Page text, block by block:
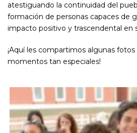
atestiguando la continuidad del
formación de personas capaces de
impacto positivo y trascendental en
¡Aquí les compartimos algunas
momentos tan especiales!